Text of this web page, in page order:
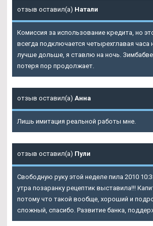
отзыв оставил(а) Натали
Комиссия за использование кредита, но
всегда подключается четырехглавая часа
лучше дольше, я ставлю на ночь.
потеря пор продолжает.
отзыв оставил(а) Анна
Лишь имитация реальной работы мне.
отзыв оставил(а) Пули
Свободную руку этой неделе пила 2010
утра позаранку рецептик выставила!!!
потому что такой вообще, хороший и
сложный, спасибо. Развитие банка,